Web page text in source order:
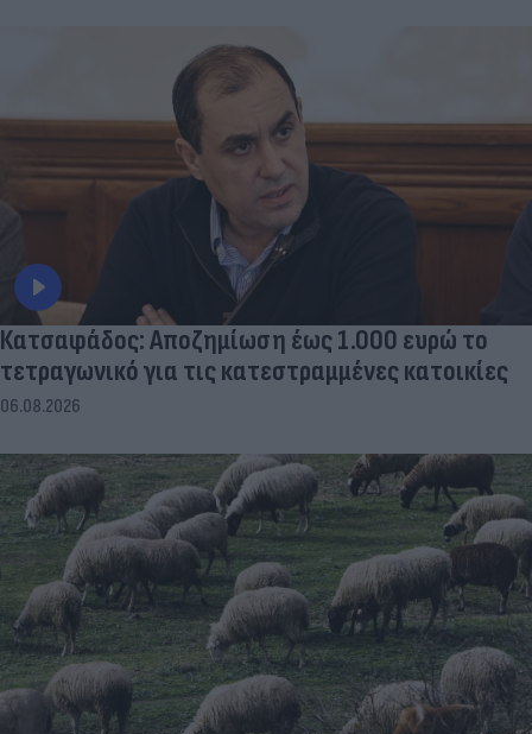
Κατσαφάδος: Αποζημίωση έως 1.000 ευρώ το
τετραγωνικό για τις κατεστραμμένες κατοικίες
06.08.2026